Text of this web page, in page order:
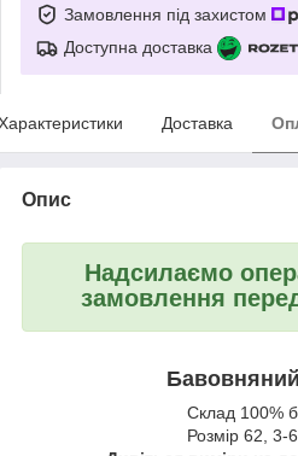
Замовлення під захистом
Доступна доставка
Доставка
Опис
Надсилаємо
замовлення
Склад 100%
Розмір 62, 3-